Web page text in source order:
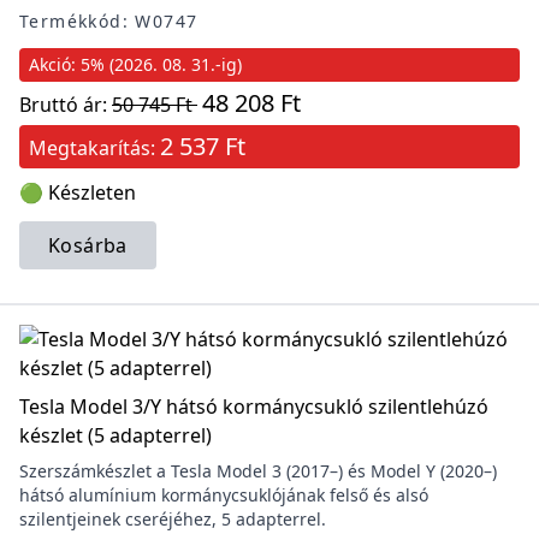
Termékkód: W0747
Akció: 5% (2026. 08. 31.-ig)
Bruttó ár: 50 745 Ft48 208 Ft
Megtakarítás: 2 537 Ft
🟢 Készleten
Kosárba
Tesla Model 3/Y hátsó kormánycsukló szilentlehúzó
készlet (5 adapterrel)
Szerszámkészlet a Tesla Model 3 (2017–) és Model Y (2020–)
hátsó alumínium kormánycsuklójának felső és alsó
szilentjeinek cseréjéhez, 5 adapterrel.